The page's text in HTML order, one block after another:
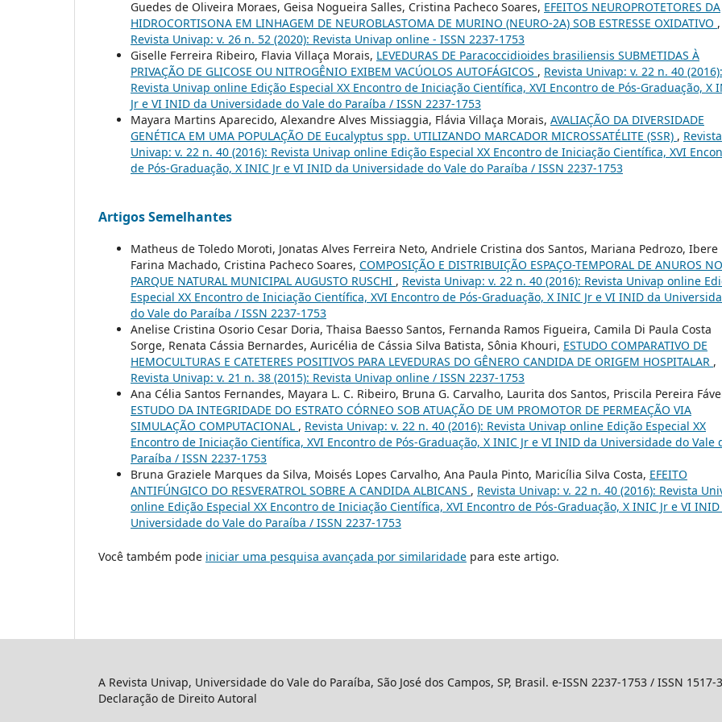
Guedes de Oliveira Moraes, Geisa Nogueira Salles, Cristina Pacheco Soares, EFEITOS NEUROPROTETORES DA
HIDROCORTISONA EM LINHAGEM DE NEUROBLASTOMA DE MURINO (NEURO-2A) SOB ESTRESSE OXIDATIVO ,
Revista Univap: v. 26 n. 52 (2020): Revista Univap online - ISSN 2237-1753
Giselle Ferreira Ribeiro, Flavia Villaça Morais, LEVEDURAS DE Paracoccidioides brasiliensis SUBMETIDAS À
PRIVAÇÃO DE GLICOSE OU NITROGÊNIO EXIBEM VACÚOLOS AUTOFÁGICOS , Revista Univap: v. 22 n. 40 (2016):
Revista Univap online Edição Especial XX Encontro de Iniciação Científica, XVI Encontro de Pós-Graduação, X
Jr e VI INID da Universidade do Vale do Paraíba / ISSN 2237-1753
Mayara Martins Aparecido, Alexandre Alves Missiaggia, Flávia Villaça Morais, AVALIAÇÃO DA DIVERSIDADE
GENÉTICA EM UMA POPULAÇÃO DE Eucalyptus spp. UTILIZANDO MARCADOR MICROSSATÉLITE (SSR) , Revista
Univap: v. 22 n. 40 (2016): Revista Univap online Edição Especial XX Encontro de Iniciação Científica, XVI
de Pós-Graduação, X INIC Jr e VI INID da Universidade do Vale do Paraíba / ISSN 2237-1753
Artigos Semelhantes
Matheus de Toledo Moroti, Jonatas Alves Ferreira Neto, Andriele Cristina dos Santos, Mariana Pedrozo, Ibere
Farina Machado, Cristina Pacheco Soares, COMPOSIÇÃO E DISTRIBUIÇÃO ESPAÇO-TEMPORAL DE ANUROS NO
PARQUE NATURAL MUNICIPAL AUGUSTO RUSCHI , Revista Univap: v. 22 n. 40 (2016): Revista Univap online
Especial XX Encontro de Iniciação Científica, XVI Encontro de Pós-Graduação, X INIC Jr e VI INID da
do Vale do Paraíba / ISSN 2237-1753
Anelise Cristina Osorio Cesar Doria, Thaisa Baesso Santos, Fernanda Ramos Figueira, Camila Di Paula Costa
Sorge, Renata Cássia Bernardes, Auricélia de Cássia Silva Batista, Sônia Khouri, ESTUDO COMPARATIVO DE
HEMOCULTURAS E CATETERES POSITIVOS PARA LEVEDURAS DO GÊNERO CANDIDA DE ORIGEM HOSPITALAR ,
Revista Univap: v. 21 n. 38 (2015): Revista Univap online / ISSN 2237-1753
Ana Célia Santos Fernandes, Mayara L. C. Ribeiro, Bruna G. Carvalho, Laurita dos Santos, Priscila Pereira
ESTUDO DA INTEGRIDADE DO ESTRATO CÓRNEO SOB ATUAÇÃO DE UM PROMOTOR DE PERMEAÇÃO VIA
SIMULAÇÃO COMPUTACIONAL , Revista Univap: v. 22 n. 40 (2016): Revista Univap online Edição Especial XX
Encontro de Iniciação Científica, XVI Encontro de Pós-Graduação, X INIC Jr e VI INID da Universidade do Vale
Paraíba / ISSN 2237-1753
Bruna Graziele Marques da Silva, Moisés Lopes Carvalho, Ana Paula Pinto, Maricília Silva Costa, EFEITO
ANTIFÚNGICO DO RESVERATROL SOBRE A CANDIDA ALBICANS , Revista Univap: v. 22 n. 40 (2016): Revista
online Edição Especial XX Encontro de Iniciação Científica, XVI Encontro de Pós-Graduação, X INIC Jr e VI
Universidade do Vale do Paraíba / ISSN 2237-1753
Você também pode iniciar uma pesquisa avançada por similaridade para este artigo.
A Revista Univap, Universidade do Vale do Paraíba, São José dos Campos, SP, Brasil. e-ISSN 2237-1753 / ISSN 1517-
Declaração de Direito Autoral